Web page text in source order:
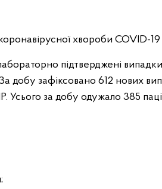
хвороби COVID-19
підтверджені
добу зафіксовано 612 нових
за добу одужало 385